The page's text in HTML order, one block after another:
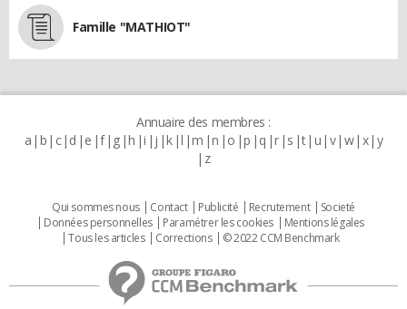
Famille "MATHIOT"
Annuaire des membres :
a b c d e f g h i j k l m n o p q r s t u v w x y
z
Qui sommes nous Contact Publicité Recrutement
Societé
Données personnelles
Paramétrer les cookies
Mentions légales
Tous les articles
Corrections © 2022 CCM Benchmark